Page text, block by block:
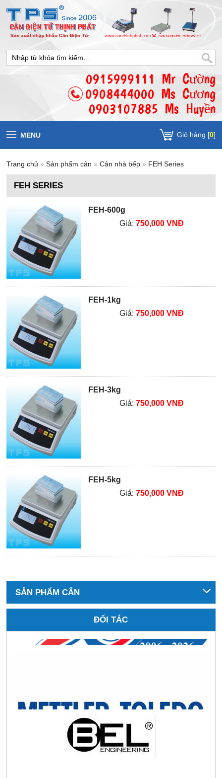
0915999111 Mr Cường
0908444000 Ms Cương
0903107885 Ms Huyền
MENU Giỏ hàng [0]
Trang chủ »Sản phẩm cân »Cân nhà bếp » FEH Series
FEH SERIES
FEH-600g
Giá:750,000 VNĐ
FEH-1kg
Giá:750,000 VNĐ
FEH-3kg
Giá:750,000 VNĐ
FEH-5kg
Giá:750,000 VNĐ
SẢN PHẨM CÂN
ĐỐI TÁC